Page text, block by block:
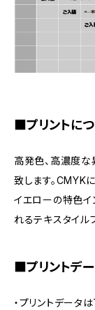
■プリントに
高発色、高濃度な
致します。CMYK
イエローの特色イ
れるテキスタイル
■プリントデ
・プリントデータ